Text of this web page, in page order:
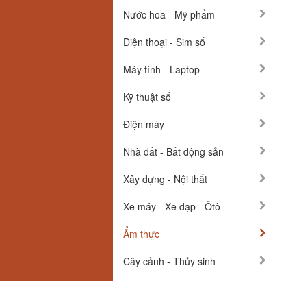
Nước hoa - Mỹ phẩm
Điện thoại - Sim số
Máy tính - Laptop
Kỹ thuật số
Điện máy
Nhà đất - Bất động sản
Xây dựng - Nội thất
Xe máy - Xe đạp - Ôtô
Ẩm thực
Cây cảnh - Thủy sinh